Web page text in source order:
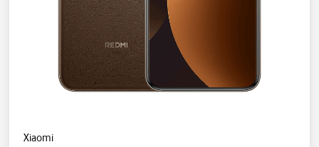
Xiaomi